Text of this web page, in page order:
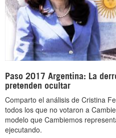
Paso 2017 Argentina: La
pretenden ocultar
Comparto el análisis de Cristina
todos los que no votaron a
modelo que Cambiemos
ejecutando.